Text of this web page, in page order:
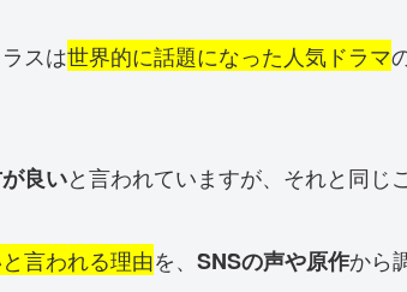
スは世界的に話題になった人気ドラマ
良いと言われていますが、それと同じ
言われる理由を、 SNSの声や原作から